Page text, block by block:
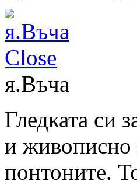
Close
я.Въча
Гледката си
и живописно
понтоните.